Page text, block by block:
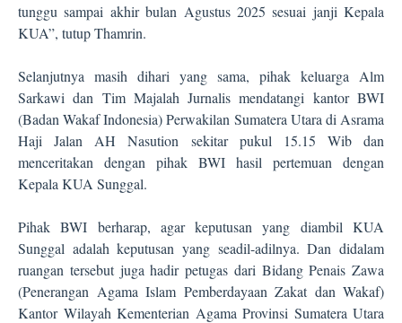
tunggu sampai akhir bulan Agustus 2025 sesuai janji Kepala
KUA”, tutup Thamrin.
Selanjutnya masih dihari yang sama, pihak keluarga Alm
Sarkawi dan Tim Majalah Jurnalis mendatangi kantor BWI
(Badan Wakaf Indonesia) Perwakilan Sumatera Utara di Asrama
Haji Jalan AH Nasution sekitar pukul 15.15 Wib dan
menceritakan dengan pihak BWI hasil pertemuan dengan
Kepala KUA Sunggal.
Pihak BWI berharap, agar keputusan yang diambil KUA
Sunggal adalah keputusan yang seadil-adilnya. Dan didalam
ruangan tersebut juga hadir petugas dari Bidang Penais Zawa
(Penerangan Agama Islam Pemberdayaan Zakat dan Wakaf)
Kantor Wilayah Kementerian Agama Provinsi Sumatera Utara